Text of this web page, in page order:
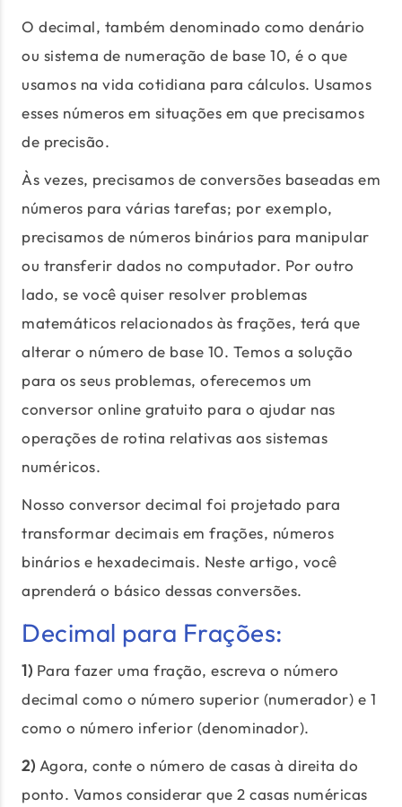
O decimal, também denominado como denário
ou sistema de numeração de base 10, é o que
usamos na vida cotidiana para cálculos. Usamos
esses números em situações em que precisamos
de precisão.
Às vezes, precisamos de conversões baseadas em
números para várias tarefas; por exemplo,
precisamos de números binários para manipular
ou transferir dados no computador. Por outro
lado, se você quiser resolver problemas
matemáticos relacionados às frações, terá que
alterar o número de base 10. Temos a solução
para os seus problemas, oferecemos um
conversor online gratuito para o ajudar nas
operações de rotina relativas aos sistemas
numéricos.
Nosso conversor decimal foi projetado para
transformar decimais em frações, números
binários e hexadecimais. Neste artigo, você
aprenderá o básico dessas conversões.
Decimal para Frações:
1) Para fazer uma fração, escreva o número
decimal como o número superior (numerador) e 1
como o número inferior (denominador).
2) Agora, conte o número de casas à direita do
ponto. Vamos considerar que 2 casas numéricas